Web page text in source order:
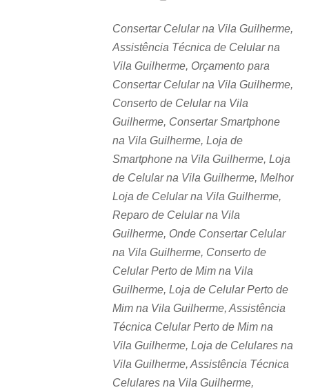
Consertar Celular na Vila Guilherme,
Assistência Técnica de Celular na
Vila Guilherme, Orçamento para
Consertar Celular na Vila Guilherme,
Conserto de Celular na Vila
Guilherme, Consertar Smartphone
na Vila Guilherme, Loja de
Smartphone na Vila Guilherme, Loja
de Celular na Vila Guilherme, Melhor
Loja de Celular na Vila Guilherme,
Reparo de Celular na Vila
Guilherme, Onde Consertar Celular
na Vila Guilherme, Conserto de
Celular Perto de Mim na Vila
Guilherme, Loja de Celular Perto de
Mim na Vila Guilherme, Assistência
Técnica Celular Perto de Mim na
Vila Guilherme, Loja de Celulares na
Vila Guilherme, Assistência Técnica
Celulares na Vila Guilherme,